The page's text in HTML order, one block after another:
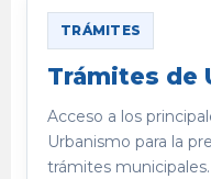
TRÁMITES
Trámites de
Acceso a los
Urbanismo para la
trámites municipales.